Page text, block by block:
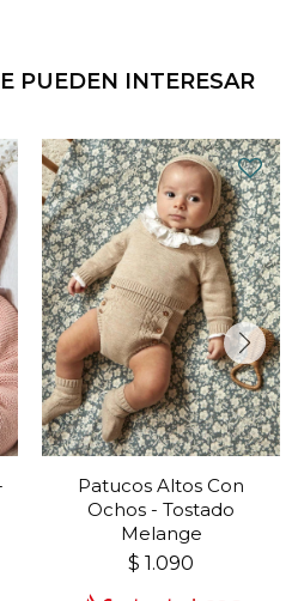
PUEDEN INTERESAR
Patucos Altos Con
Ochos - Tostado
Melange
$ 1.090